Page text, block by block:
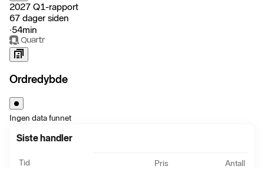
2027 Q1-rapport
67 dager siden
‧54min
Ordredybde
Ingen data funnet
Siste handler
Tid Pris Antall